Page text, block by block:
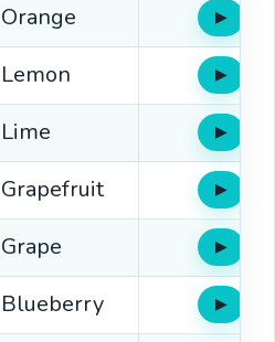
Orange ▶Oír
Lemon ▶Oír
Lime ▶Oír
Grapefruit ▶Oír
Grape ▶Oír
Blueberry ▶Oír